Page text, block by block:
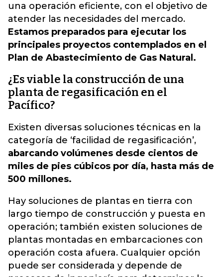
una operación eficiente, con el objetivo de
atender las necesidades del mercado.
Estamos preparados para ejecutar los
principales proyectos contemplados en el
Plan de Abastecimiento de Gas Natural.
¿Es viable la construcción de una
planta de regasificación en el
Pacífico?
Existen diversas soluciones técnicas en la
categoría de ‘facilidad de regasificación’,
abarcando volúmenes desde cientos de
miles de pies cúbicos por día, hasta más de
500 millones.
Hay soluciones de plantas en tierra con
largo tiempo de construcción y puesta en
operación; también existen soluciones de
plantas montadas en embarcaciones con
operación costa afuera. Cualquier opción
puede ser considerada y depende de